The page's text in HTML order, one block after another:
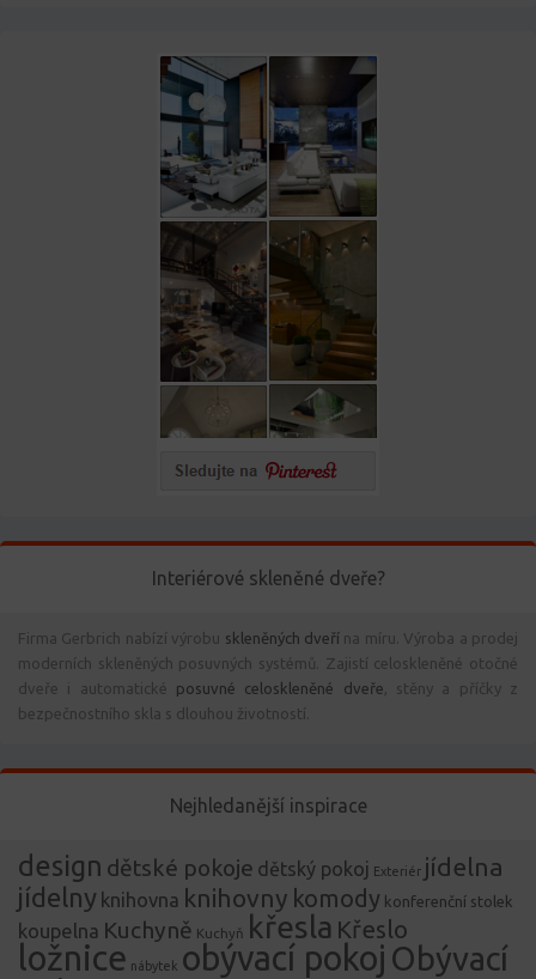
Interiérové skleněné dveře?
Firma Gerbrich nabízí výrobu skleněných dveří na míru. Výroba a prodej
moderních skleněných posuvných systémů. Zajistí celoskleněné otočné
dveře i automatické posuvné celoskleněné dveře, stěny a příčky z
bezpečnostního skla s dlouhou životností.
Nejhledanější inspirace
design dětské pokoje dětský pokoj Exteriér jídelna
jídelny knihovna knihovny komody konferenční stolek
koupelna Kuchyně Kuchyň křesla Křeslo
ložnice nábytek obývací pokoj Obývací